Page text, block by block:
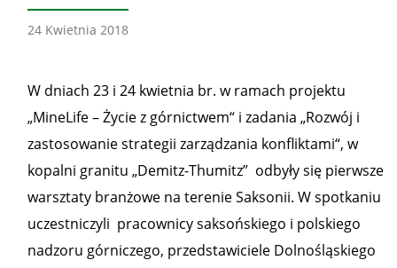
24 Kwietnia 2018
W dniach 23 i 24 kwietnia br. w ramach projektu
„MineLife – Życie z górnictwem“ i zadania „Rozwój i
zastosowanie strategii zarządzania konfliktami“, w
kopalni granitu „Demitz-Thumitz” odbyły się pierwsze
warsztaty branżowe na terenie Saksonii. W spotkaniu
uczestniczyli pracownicy saksońskiego i polskiego
nadzoru górniczego, przedstawiciele Dolnośląskiego